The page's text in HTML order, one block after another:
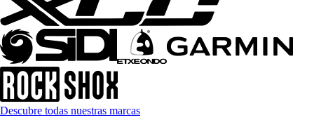
Descubre todas nuestras marcas